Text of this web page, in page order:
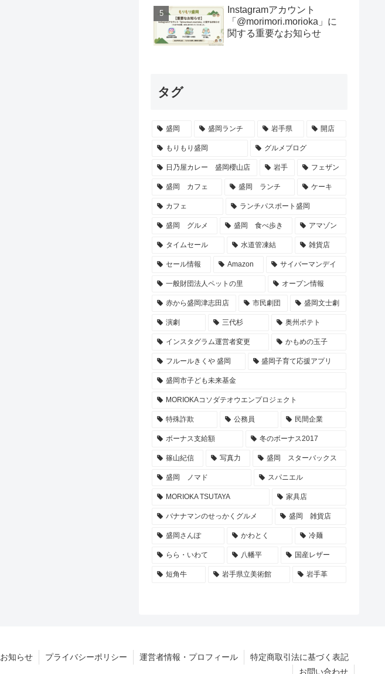
Instagramアカウント
「@morimori.morioka」に
関する重要なお知らせ
タグ
盛岡 盛岡ランチ 岩手県 開店
もりもり盛岡 グルメブログ
日乃屋カレー 盛岡櫻山店 岩手 フェザン
盛岡 カフェ 盛岡 ランチ ケーキ
カフェ ランチパスポート盛岡
盛岡 グルメ 盛岡 食べ歩き アマゾン
タイムセール 水道管凍結 雑貨店
セール情報 Amazon サイバーマンデイ
一般財団法人ペットの里 オープン情報
赤から盛岡津志田店 市民劇団 盛岡文士劇
演劇 三代杉 奥州ポテト
インスタグラム運営者変更 かもめの玉子
フルールきくや 盛岡 盛岡子育て応援アプリ
盛岡市子ども未来基金
MORIOKAコソダテオウエンプロジェクト
特殊詐欺 公務員 民間企業
ボーナス支給額 冬のボーナス2017
篠山紀信 写真力 盛岡 スターバックス
盛岡 ノマド スパニエル
MORIOKA TSUTAYA 家具店
バナナマンのせっかくグルメ 盛岡 雑貨店
盛岡さんぽ かわとく 冷麺
らら・いわて 八幡平 国産レザー
短角牛 岩手県立美術館 岩手革
お知らせ プライバシーポリシー 運営者情報・プロフィール
特定商取引法に基づく表記
お問い合わせ